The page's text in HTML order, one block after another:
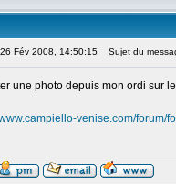
Fév 2008, 14:50:15 Sujet du
une photo depuis mon ordi sur
venise.com/forum/